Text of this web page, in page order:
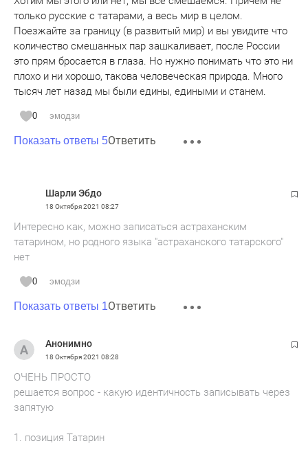
только русские с татарами, а весь мир в целом.
Поезжайте за границу (в развитый мир) и вы увидите что
количество смешанных пар зашкаливает, после России
это прям бросается в глаза. Но нужно понимать что это ни
плохо и ни хорошо, такова человеческая природа. Много
тысяч лет назад мы были едины, едиными и станем.
0 эмодзи
Показать ответы 5Ответить
Шарли Эбдо
18 Октября 2021 08:27
Интересно как, можно записаться астраханским
татарином, но родного языка "астраханского татарского"
нет
0 эмодзи
Показать ответы 1Ответить
Анонимно
18 Октября 2021 08:28
ОЧЕНЬ ПРОСТО
решается вопрос - какую идентичность записывать через
запятую
1. позиция Татарин